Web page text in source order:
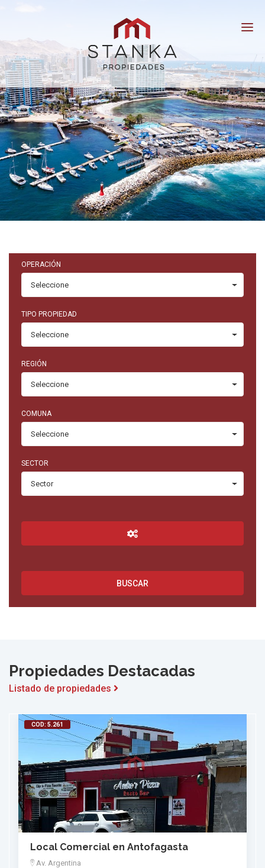
Propiedades
OPERACIÓN
Seleccione
TIPO PROPIEDAD
Seleccione
REGIÓN
Seleccione
COMUNA
Seleccione
SECTOR
Sector
BUSCAR
Propiedades Destacadas
Listado de propiedades
COD: 5.261
Local Comercial en Antofagasta
Av. Argentina